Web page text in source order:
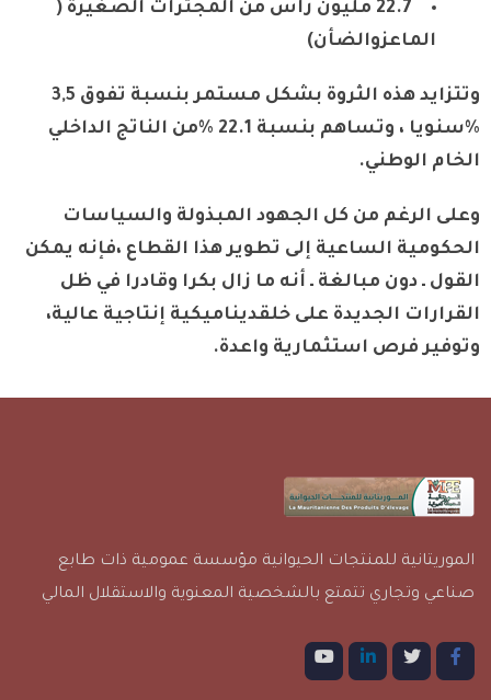
22.7 مليون رأس من المجترات الصغيرة (
الماعزوالضأن)
وتتزايد هذه الثروة بشكل مستمر بنسبة تفوق 3,5
%سنويا ، وتساهم بنسبة 22.1 %من الناتج الداخلي
الخام الوطني.
وعلى الرغم من كل الجهود المبذولة والسياسات
الحكومية الساعية إلى تطوير هذا القطاع ،فإنه يمكن
القول ـ دون مبالغة ـ أنه ما زال بكرا وقادرا في ظل
القرارات الجديدة على خلقديناميكية إنتاجية عالية،
وتوفير فرص استثمارية واعدة.
الموريتانية للمنتجات الحيوانية مؤسسة عمومية ذات طابع
صناعي وتجاري تتمتع بالشخصية المعنوية والاستقلال المالي